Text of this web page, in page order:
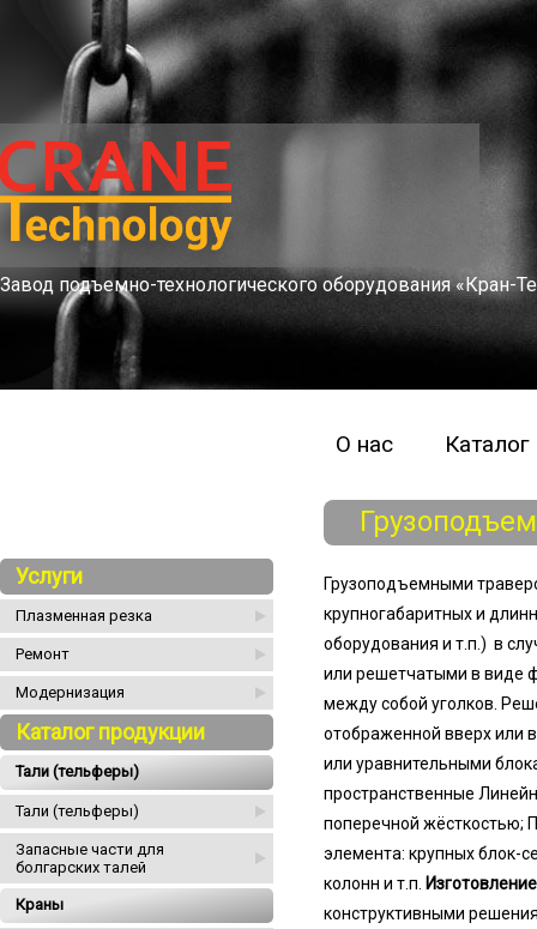
Завод подъемно-технологического оборудования «Кран-
О нас
Услуги
Плазменная резка
Ремонт
Модернизация
Каталог продукции
Тали (тельферы)
Тали (тельферы)
Запасные части для
болгарских талей
Краны
Грузоподъемными
крупногабаритных и
оборудования и т.п.) в
или решетчатыми в виде
между собой уголков.
отображенной вверх или
или уравнительными
пространственные
поперечной жёсткостью;
элемента: крупных блок-
колонн и т.п.
конструктивными